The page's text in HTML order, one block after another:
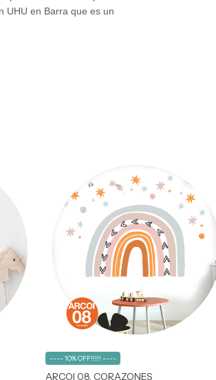
UHU en Barra que es un
ARCOI 08. CORAZONES
---- 10% OFF!!!!! ----